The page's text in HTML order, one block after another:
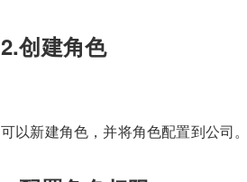
2.创建角色
可以新建角色，并将角色配置到公司。